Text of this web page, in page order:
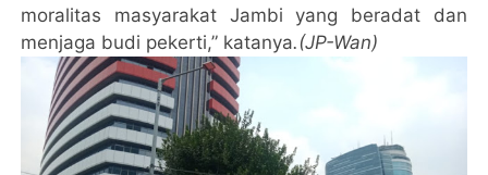
moralitas masyarakat Jambi yang beradat dan
menjaga budi pekerti,” katanya.(JP-Wan)